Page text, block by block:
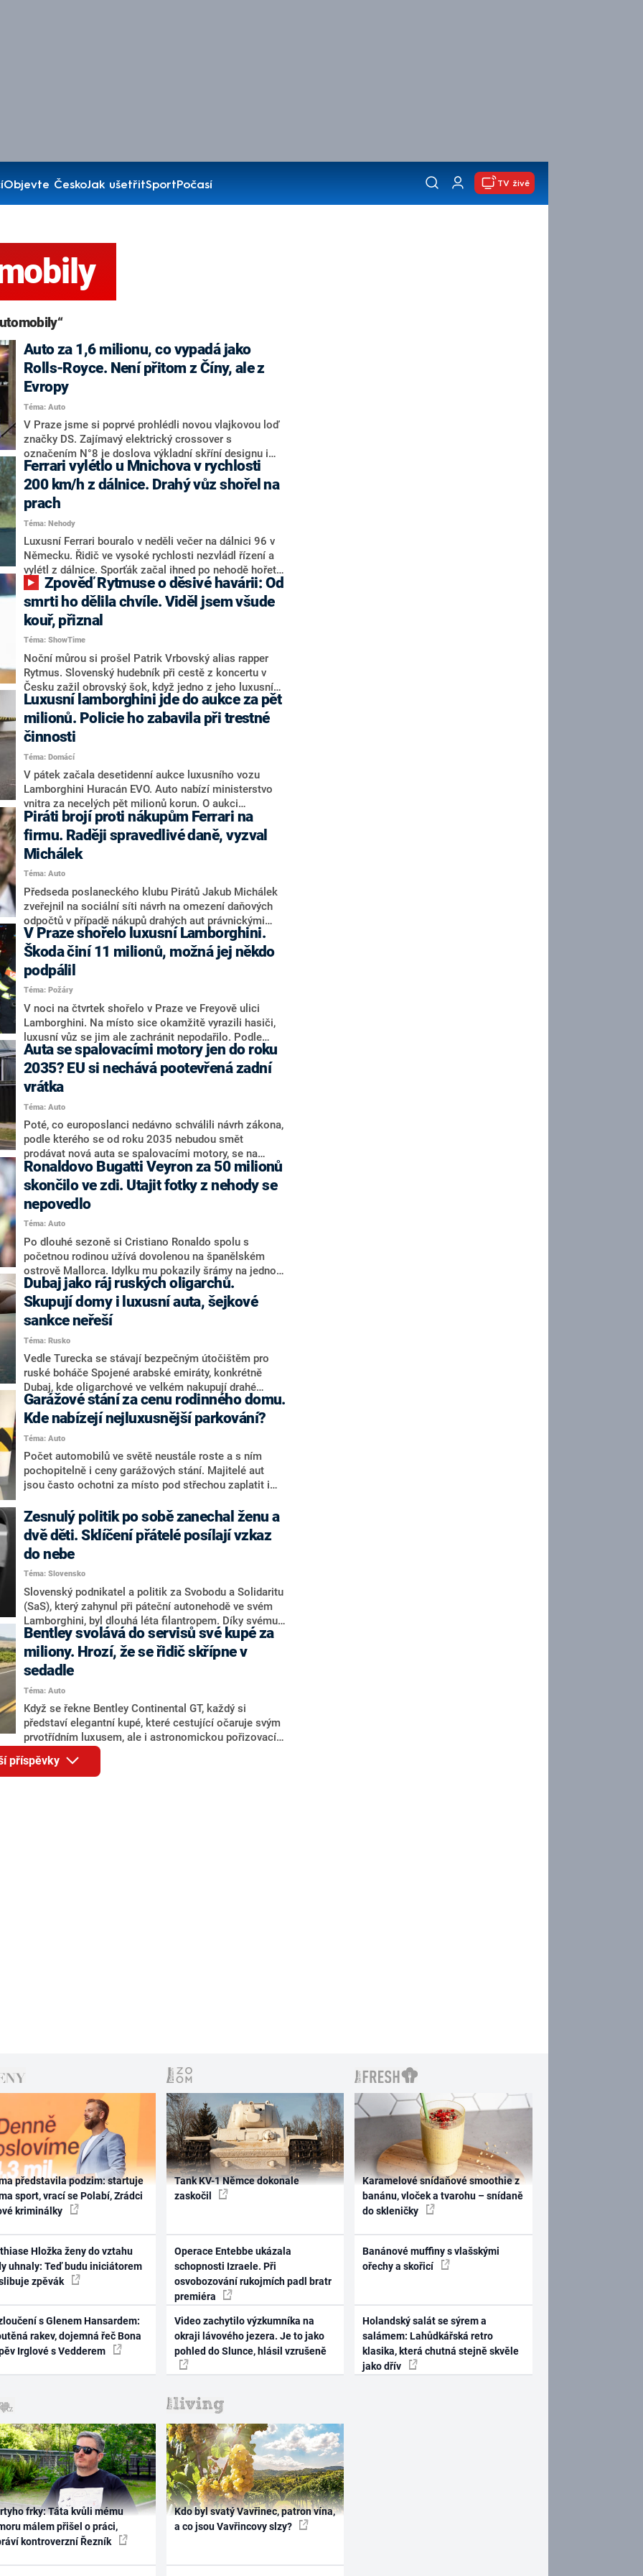
Objevte ČeskoJak ušetřitSportPočasí TV živě
Auto za 1,6 milionu, co vypadá jako
Rolls-Royce. Není přitom z Číny, ale z
Evropy
Téma: Auto
V Praze jsme si poprvé prohlédli novou vlajkovou loď
značky DS. Zajímavý elektrický crossover s
označením N°8 je doslova výkladní skříní designu i
technologií značky a nabízí hned několik opravdu
zajímavých funkcí. Tu jednu jsme mohli dodnes vídat
jen u kabrioletů. O co jde?
Ferrari vylétlo u Mnichova v rychlosti
200 km/h z dálnice. Drahý vůz shořel na
prach
Téma: Nehody
Luxusní Ferrari bouralo v neděli večer na dálnici 96 v
Německu. Řidič ve vysoké rychlosti nezvládl řízení a
vylétl z dálnice. Sporťák začal ihned po nehodě hořet.
Řidič i spolujezdec jako zázrakem přežili, informoval
web Bild.
smrti ho dělila chvíle. Viděl jsem všude
kouř, přiznal
Téma: ShowTime
Noční můrou si prošel Patrik Vrbovský alias rapper
Rytmus. Slovenský hudebník při cestě z koncertu v
Česku zažil obrovský šok, když jedno z jeho luxusních
aut, v němž běžně vozil i syna Samuela, začalo z
ničeho nic hořet. Pohotová reakce nejspíše zachránila
rapperovi život. Nepříjemnou zkušenost tajil téměř půl
roku, až nyní se svěřil na svých sociálních sítích.
Luxusní lamborghini jde do aukce za pět
milionů. Policie ho zabavila při trestné
činnosti
Téma: Domácí
V pátek začala desetidenní aukce luxusního vozu
Lamborghini Huracán EVO. Auto nabízí ministerstvo
vnitra za necelých pět milionů korun. O aukci
informovalo na Twitteru. Jde o majetek zajištěný
policií v trestním řízení.
Piráti brojí proti nákupům Ferrari na
firmu. Raději spravedlivé daně, vyzval
Michálek
Téma: Auto
Předseda poslaneckého klubu Pirátů Jakub Michálek
zveřejnil na sociální síti návrh na omezení daňových
odpočtů v případě nákupů drahých aut právnickými
osobami. Smyslem opatření by podle něj mělo být
vyrovnání sociálních nerovností a odstranění
daňového zvýhodnění firem při nákupu vozidel, která
nelze považovat za běžné služební vozy.
V Praze shořelo luxusní Lamborghini.
Škoda činí 11 milionů, možná jej někdo
podpálil
Téma: Požáry
V noci na čtvrtek shořelo v Praze ve Freyově ulici
Lamborghini. Na místo sice okamžitě vyrazili hasiči,
luxusní vůz se jim ale zachránit nepodařilo. Podle
majitele se škoda pohybuje kolem 11 milionů korun.
Policisté nevylučují cizí zavinění.
Auta se spalovacími motory jen do roku
2035? EU si nechává pootevřená zadní
vrátka
Téma: Auto
Poté, co europoslanci nedávno schválili návrh zákona,
podle kterého se od roku 2035 nebudou smět
prodávat nová auta se spalovacími motory, se na
stejném závěru nakonec usnesli i evropští ministři
životního prostředí. Některé výroky, které na jednání
zazněly a navrhovaná opatření však vyznění nařízení
do značné míry relativizují.
Ronaldovo Bugatti Veyron za 50 milionů
skončilo ve zdi. Utajit fotky z nehody se
nepovedlo
Téma: Auto
Po dlouhé sezoně si Cristiano Ronaldo spolu s
početnou rodinou užívá dovolenou na španělském
ostrově Mallorca. Idylku mu pokazily šrámy na jednom
z klenotů jeho rozsáhlého vozového parku. Bugatti
Veyron s přibližnou cenou 50 milionů korun řízené
jedním z bodyguardů hvězdného fotbalisty skončilo ve
zdi.
Dubaj jako ráj ruských oligarchů.
Skupují domy i luxusní auta, šejkové
sankce neřeší
Téma: Rusko
Vedle Turecka se stávají bezpečným útočištěm pro
ruské boháče Spojené arabské emiráty, konkrétně
Dubaj, kde oligarchové ve velkém nakupují drahé
nemovitosti i auta. Tamní šejkové nemají v plánu
omezovat Rusy v nákupech a vláda se k západním
sankcím nepřidává. SAE jsou ale dlouhodobě
spojencem Spojených států.
Garážové stání za cenu rodinného domu.
Kde nabízejí nejluxusnější parkování?
Téma: Auto
Počet automobilů ve světě neustále roste a s ním
pochopitelně i ceny garážových stání. Majitelé aut
jsou často ochotni za místo pod střechou zaplatit i
některých případech i jejich domu. Jedno takové
garážové stání se teď prodává v americkém městě
Boston.
Zesnulý politik po sobě zanechal ženu a
dvě děti. Sklíčení přátelé posílají vzkaz
do nebe
Téma: Slovensko
Slovenský podnikatel a politik za Svobodu a Solidaritu
(SaS), který zahynul při páteční autonehodě ve svém
Lamborghini, byl dlouhá léta filantropem. Díky svému
vozu totiž vybíral peníze pro nemocnice. Jeho smrt
oplakává nejen rodina či strana, kterou vedl ve městě
Námestovo, ale také organizátoři Rally Radosti, tedy
občanského sdružení, které sbírky organizovalo.
Bentley svolává do servisů své kupé za
miliony. Hrozí, že se řidič skřípne v
sedadle
Téma: Auto
Když se řekne Bentley Continental GT, každý si
představí elegantní kupé, které cestující očaruje svým
prvotřídním luxusem, ale i astronomickou pořizovací
cenou. Asi málokterý majitel by čekal, že právě s
takovýmto vozem bude muset zanedlouho do servisu.
Nikoliv však kvůli běžným servisním prohlídkám, ale
příspěvky
představila podzim: startuje
sport, vrací se Polabí, Zrádci
kriminálky
Hložka ženy do vztahu
uhnaly: Teď budu iniciátorem
zpěvák
s Glenem Hansardem:
rakev, dojemná řeč Bona
Irglové s Vedderem
Tank KV-1 Němce dokonale
zaskočil
Operace Entebbe ukázala
schopnosti Izraele. Při
osvobozování rukojmích padl bratr
premiéra
Video zachytilo výzkumníka na
okraji lávového jezera. Je to jako
pohled do Slunce, hlásil vzrušeně
Karamelové snídaňové smoothie z
banánu, vloček a tvarohu – snídaně
do skleničky
Banánové muffiny s vlašskými
ořechy a skořicí
Holandský salát se sýrem a
salámem: Lahůdkářská retro
klasika, která chutná stejně skvěle
jako dřív
frky: Táta kvůli mému
málem přišel o práci,
kontroverzní Řezník
Kdo byl svatý Vavřinec, patron vína,
a co jsou Vavřincovy slzy?